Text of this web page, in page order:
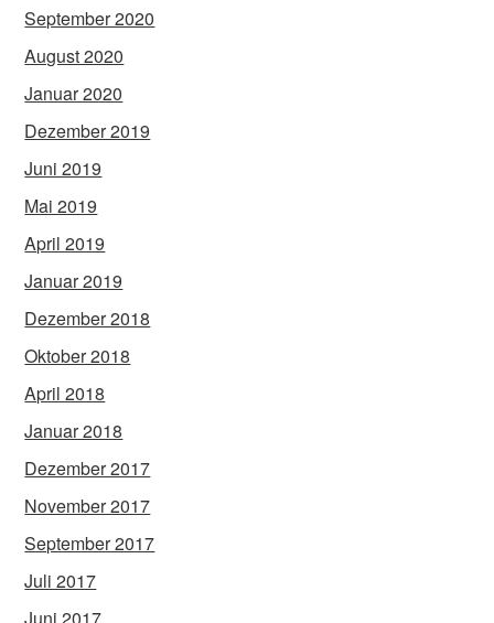
September 2020
August 2020
Januar 2020
Dezember 2019
Juni 2019
Mai 2019
April 2019
Januar 2019
Dezember 2018
Oktober 2018
April 2018
Januar 2018
Dezember 2017
November 2017
September 2017
Juli 2017